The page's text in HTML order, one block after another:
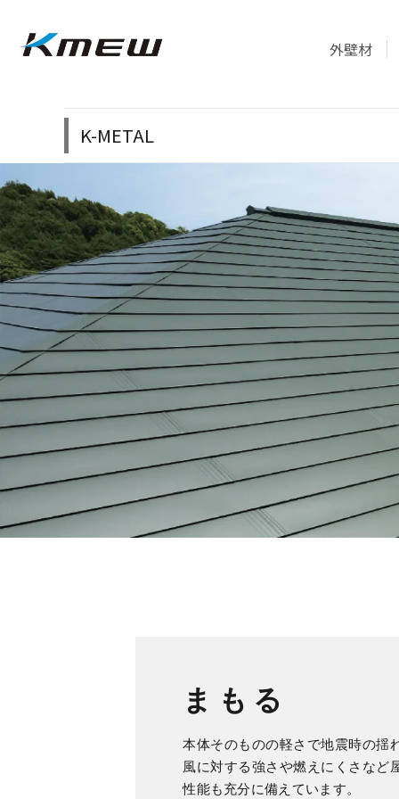
外壁材
K-METAL
まもる
本体そのものの軽さで地震時の揺
風に対する強さや燃えにくさなど
性能も充分に備えています。